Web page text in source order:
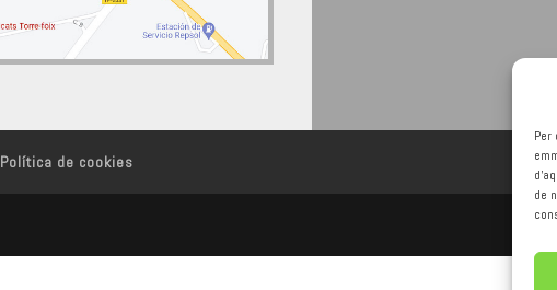
de
Política de cookies